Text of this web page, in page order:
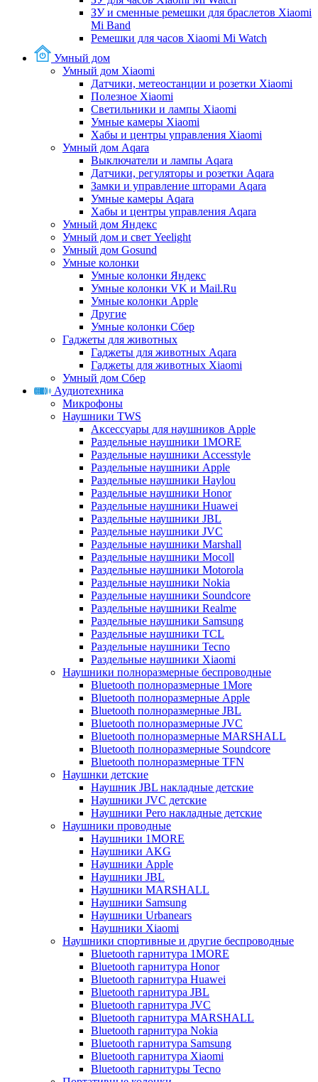
ЗУ и сменные ремешки для браслетов Xiaomi
Mi Band
Ремешки для часов Xiaomi Mi Watch
Умный дом
Умный дом Xiaomi
Датчики, метеостанции и розетки Xiaomi
Полезное Xiaomi
Светильники и лампы Xiaomi
Умные камеры Xiaomi
Хабы и центры управления Xiaomi
Умный дом Aqara
Выключатели и лампы Aqara
Датчики, регуляторы и розетки Aqara
Замки и управление шторами Aqara
Умные камеры Aqara
Хабы и центры управления Aqara
Умный дом Яндекс
Умный дом и свет Yeelight
Умный дом Gosund
Умные колонки
Умные колонки Яндекс
Умные колонки VK и Mail.Ru
Умные колонки Apple
Другие
Умные колонки Сбер
Гаджеты для животных
Гаджеты для животных Aqara
Гаджеты для животных Xiaomi
Умный дом Сбер
Аудиотехника
Микрофоны
Наушники TWS
Аксессуары для наушников Apple
Раздельные наушники 1MORE
Раздельные наушники Accesstyle
Раздельные наушники Apple
Раздельные наушники Haylou
Раздельные наушники Honor
Раздельные наушники Huawei
Раздельные наушники JBL
Раздельные наушники JVC
Раздельные наушники Marshall
Раздельные наушники Mocoll
Раздельные наушники Motorola
Раздельные наушники Nokia
Раздельные наушники Soundcore
Раздельные наушники Realme
Раздельные наушники Samsung
Раздельные наушники TCL
Раздельные наушники Tecno
Раздельные наушники Xiaomi
Наушники полноразмерные беспроводные
Bluetooth полноразмерные 1More
Bluetooth полноразмерные Apple
Bluetooth полноразмерные JBL
Bluetooth полноразмерные JVC
Bluetooth полноразмерные MARSHALL
Bluetooth полноразмерные Soundcore
Bluetooth полноразмерные TFN
Наушнки детские
Наушник JBL накладные детские
Наушники JVC детские
Наушники Pero накладные детские
Наушники проводные
Наушники 1MORE
Наушники AKG
Наушники Apple
Наушники JBL
Наушники MARSHALL
Наушники Samsung
Наушники Urbanears
Наушники Xiaomi
Наушники спортивные и другие беспроводные
Bluetooth гарнитура 1MORE
Bluetooth гарнитура Honor
Bluetooth гарнитура Huawei
Bluetooth гарнитура JBL
Bluetooth гарнитура JVC
Bluetooth гарнитура MARSHALL
Bluetooth гарнитура Nokia
Bluetooth гарнитура Samsung
Bluetooth гарнитура Xiaomi
Bluetooth гарнитуры Tecno